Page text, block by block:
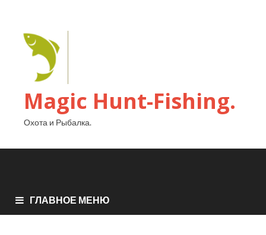
Magic Hunt-Fishing.
Охота и Рыбалка.
ГЛАВНОЕ МЕНЮ